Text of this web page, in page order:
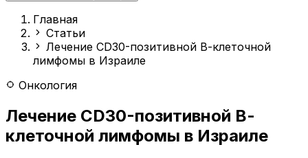
Главная
Статьи
Лечение CD30-позитивной В-клеточной
лимфомы в Израиле
Онкология
Лечение CD30-позитивной В-
клеточной лимфомы в Израиле